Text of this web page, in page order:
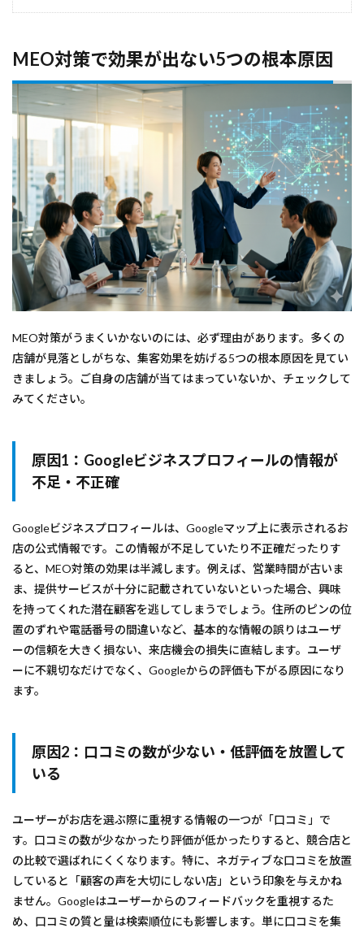
MEO対策で効果が出ない5つの根本原因
MEO対策がうまくいかないのには、必ず理由があります。多くの
店舗が見落としがちな、集客効果を妨げる5つの根本原因を見てい
きましょう。ご自身の店舗が当てはまっていないか、チェックして
みてください。
原因1：Googleビジネスプロフィールの情報が
不足・不正確
Googleビジネスプロフィールは、Googleマップ上に表示されるお
店の公式情報です。この情報が不足していたり不正確だったりす
ると、MEO対策の効果は半減します。例えば、営業時間が古いま
ま、提供サービスが十分に記載されていないといった場合、興味
を持ってくれた潜在顧客を逃してしまうでしょう。住所のピンの位
置のずれや電話番号の間違いなど、基本的な情報の誤りはユーザ
ーの信頼を大きく損ない、来店機会の損失に直結します。ユーザ
ーに不親切なだけでなく、Googleからの評価も下がる原因になり
ます。
原因2：口コミの数が少ない・低評価を放置して
いる
ユーザーがお店を選ぶ際に重視する情報の一つが「口コミ」で
す。口コミの数が少なかったり評価が低かったりすると、競合店と
の比較で選ばれにくくなります。特に、ネガティブな口コミを放置
していると「顧客の声を大切にしない店」という印象を与えかね
ません。Googleはユーザーからのフィードバックを重視するた
め、口コミの質と量は検索順位にも影響します。単に口コミを集